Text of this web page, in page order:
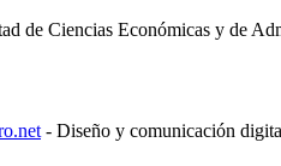
de Ciencias Económicas y de
- Diseño y comunicación